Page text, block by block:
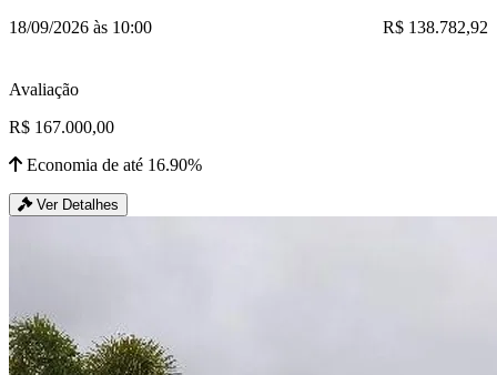
18/09/2026 às 10:00
R$ 138.782,92
Avaliação
R$ 167.000,00
Economia de até 16.90%
Ver Detalhes